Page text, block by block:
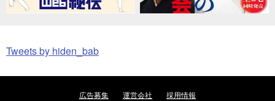
Tweets by hiden_bab
広告募集 運営会社
採用情報